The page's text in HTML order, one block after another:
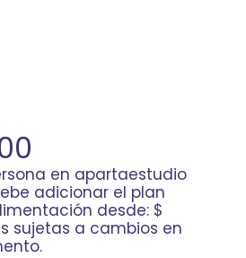
en apartaestudio
adicionar el plan
desde: $
sujetas a cambios en